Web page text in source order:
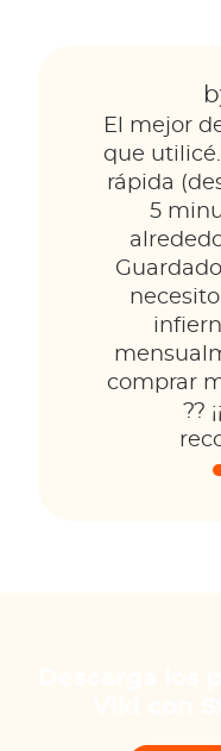
El mejor
que
rápida
5
comprar
??